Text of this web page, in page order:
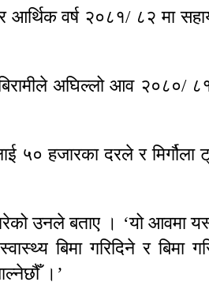
वर्ष २०८१/ ८२ मा
अघिल्लो आव
५० हजारका दरले र
उनले बताए । ‘यो आवमा
बिमा गरिदिने र बिमा
।’